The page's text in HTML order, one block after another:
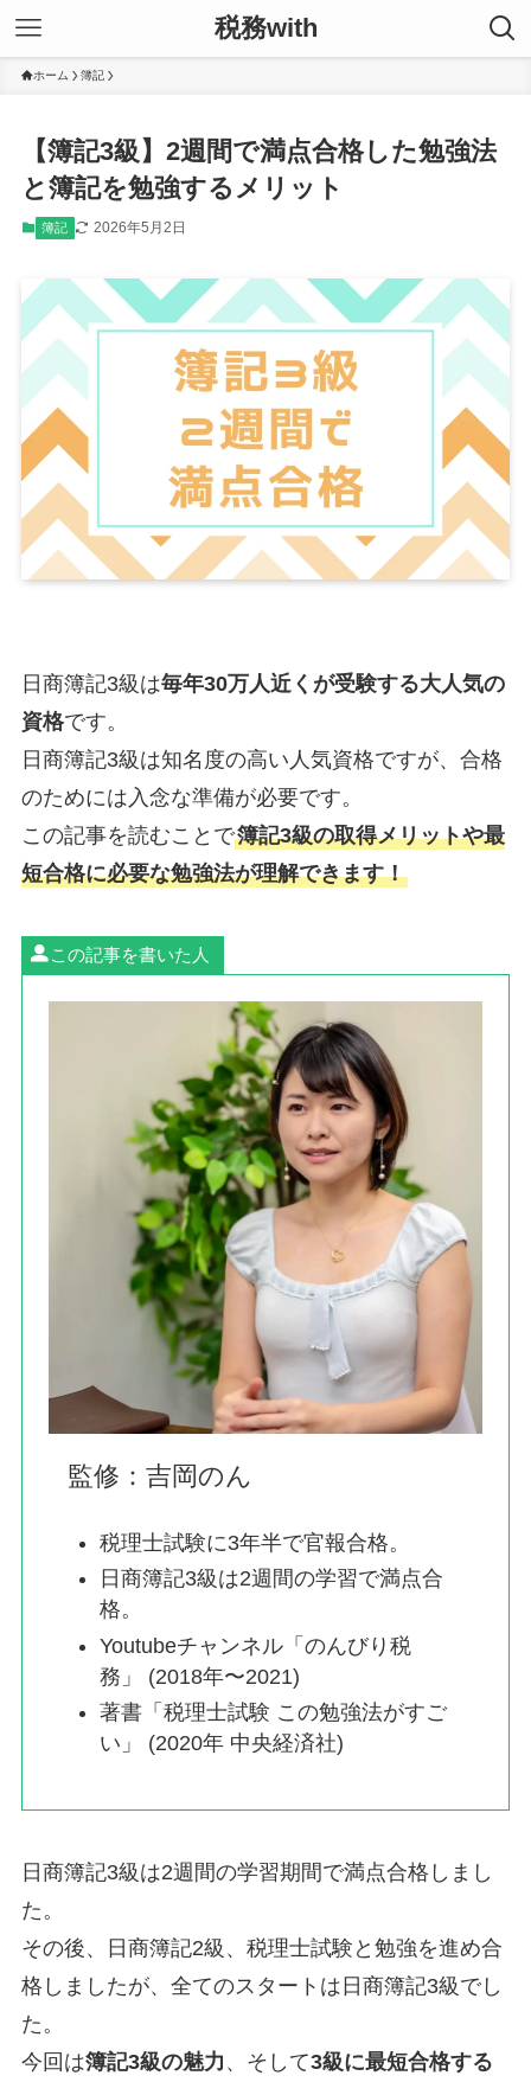
税務with
ホーム 簿記
【簿記3級】2週間で満点合格した勉強法
と簿記を勉強するメリット
簿記 2026年5月2日
日商簿記3級は毎年30万人近くが受験する大人気の
資格です。
日商簿記3級は知名度の高い人気資格ですが、合格
のためには入念な準備が必要です。
この記事を読むことで簿記3級の取得メリットや最
短合格に必要な勉強法が理解できます！
この記事を書いた人
監修：吉岡のん
税理士試験に3年半で官報合格。
日商簿記3級は2週間の学習で満点合
格。
Youtubeチャンネル「のんびり税
務」 (2018年〜2021)
著書「税理士試験 この勉強法がすご
い」 (2020年 中央経済社)
日商簿記3級は2週間の学習期間で満点合格しまし
た。
その後、日商簿記2級、税理士試験と勉強を進め合
格しましたが、全てのスタートは日商簿記3級でし
た。
今回は簿記3級の魅力 、そして3級に最短合格する